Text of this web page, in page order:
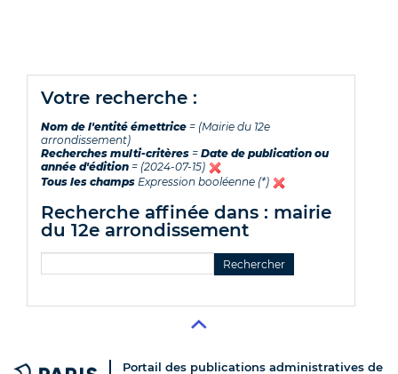
votre recherche :
Nom de l'entité émettrice = (Mairie du 12e
arrondissement)
Recherches multi-critères = Date de publication ou
année d'édition = (2024-07-15)
Tous les champs Expression booléenne (*)
recherche affinée dans : mairie
du 12e arrondissement
Portail des publications administratives de